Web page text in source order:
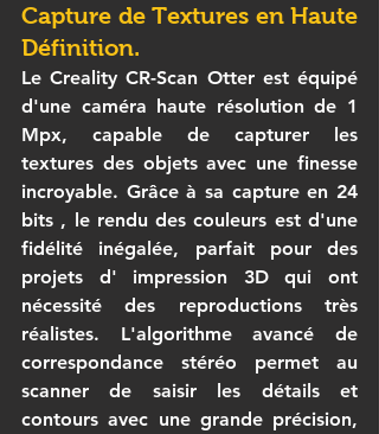
Capture de Textures en Haute
Définition.
Le Creality CR-Scan Otter est équipé
d'une caméra haute résolution de 1
textures des objets avec une finesse
incroyable. Grâce à sa capture en 24
bits , le rendu des couleurs est d'une
fidélité inégalée, parfait pour des
projets d' impression 3D qui ont
nécessité des reproductions très
correspondance stéréo permet au
scanner de saisir les détails et
contours avec une grande précision,